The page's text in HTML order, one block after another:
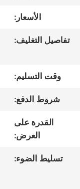
المعمل
رقابة
جودة
الأسعار:
تفاصيل التغليف:
وقت التسليم:
شروط الدفع:
القدرة على
العرض:
تسليط الضوء: